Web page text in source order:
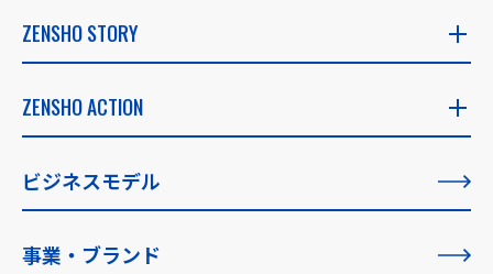
ZENSHO STORY
ZENSHO STORY
創業者メッセージ
理念の実現に向けて
ZENSHO ACTION
ZENSHO ACTION
ビジネスモデル
事業・ブランド